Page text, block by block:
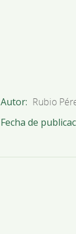
Autor Rubio
Fecha de